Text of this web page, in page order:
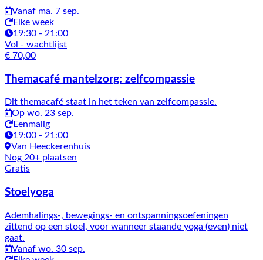
Vanaf ma. 7 sep.
Elke week
19:30 - 21:00
Vol - wachtlijst
€ 70,00
Themacafé mantelzorg: zelfcompassie
Dit themacafé staat in het teken van zelfcompassie.
Op wo. 23 sep.
Eenmalig
19:00 - 21:00
Van Heeckerenhuis
Nog 20+ plaatsen
Gratis
Stoelyoga
Ademhalings-, bewegings- en ontspanningsoefeningen
zittend op een stoel, voor wanneer staande yoga (even) niet
gaat.
Vanaf wo. 30 sep.